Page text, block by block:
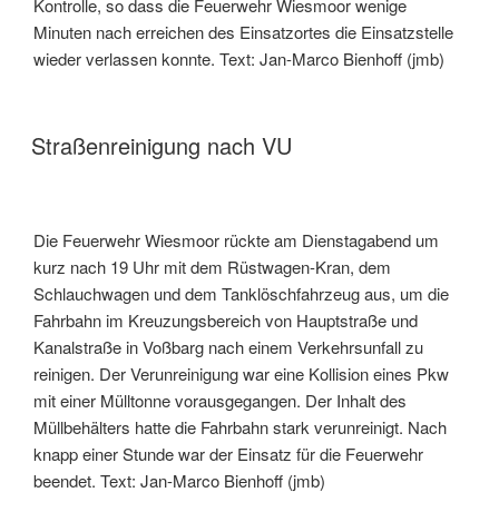
Minuten nach erreichen des Einsatzortes die Einsatzstelle
wieder verlassen konnte. Text: Jan-Marco Bienhoff (jmb)
Straßenreinigung nach VU
Die Feuerwehr Wiesmoor rückte am Dienstagabend um
kurz nach 19 Uhr mit dem Rüstwagen-Kran, dem
Schlauchwagen und dem Tanklöschfahrzeug aus, um die
Fahrbahn im Kreuzungsbereich von Hauptstraße und
Kanalstraße in Voßbarg nach einem Verkehrsunfall zu
reinigen. Der Verunreinigung war eine Kollision eines Pkw
mit einer Mülltonne vorausgegangen. Der Inhalt des
Müllbehälters hatte die Fahrbahn stark verunreinigt. Nach
knapp einer Stunde war der Einsatz für die Feuerwehr
beendet. Text: Jan-Marco Bienhoff (jmb)